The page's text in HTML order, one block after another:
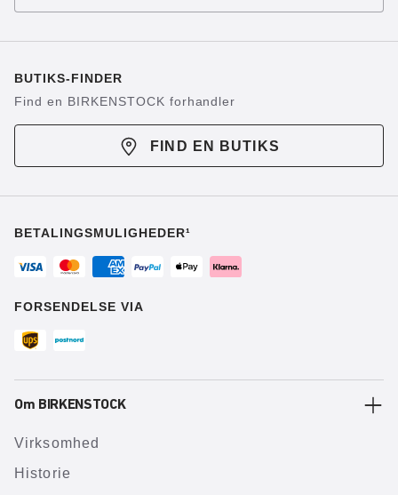
BUTIKS-FINDER
Find en BIRKENSTOCK forhandler
FIND EN BUTIKS
BETALINGSMULIGHEDER¹
FORSENDELSE VIA
Om BIRKENSTOCK
Virksomhed
Historie